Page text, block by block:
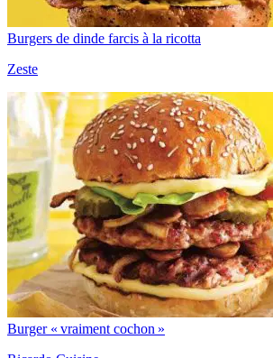
Burgers de dinde farcis à la ricotta
Zeste
Burger « vraiment cochon »